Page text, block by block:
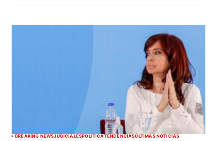
BREAKING NEWSJUDICIALESPOLÍTICATENDENCIASÚLTIMAS NOTICIAS